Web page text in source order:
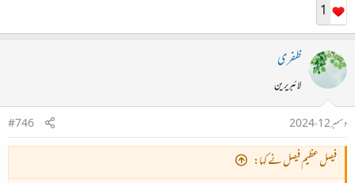
1
ظفری
لائبریرین
دسمبر 12، 2024
#746
فیصل عظیم فیصل نے کہا: